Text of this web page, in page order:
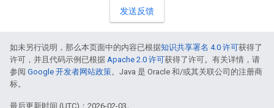
发送反馈
如未另行说明，那么本页面中的内容已根据知识共享署名 4.0 许可获得了
许可，并且代码示例已根据 Apache 2.0 许可获得了许可。有关详情，请
参阅 Google 开发者网站政策。Java 是 Oracle 和/或其关联公司的注册商
标。
最后更新时间 (UTC)：2026-02-03。